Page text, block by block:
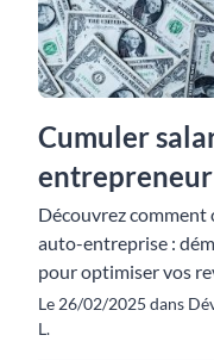
Cumuler
entrepreneur
Découvrez comment
auto-entreprise :
pour optimiser vos
Le 26/02/2025 dans
L.